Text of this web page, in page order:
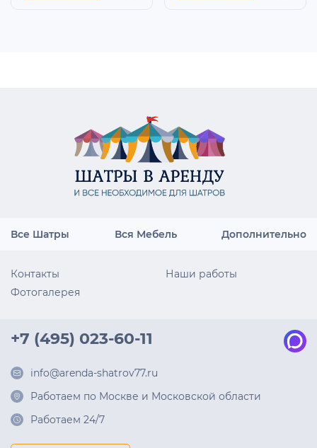
Все Шатры Вся Мебель Дополнительно
Контакты
Наши работы
Фотогалерея
+7 (495) 023-60-11
info@arenda-shatrov77.ru
Работаем по Москве и Московской области
Работаем 24/7